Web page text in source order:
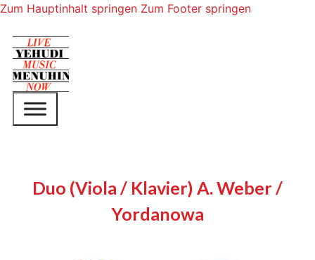
Zum Hauptinhalt springen Zum Footer springen
Duo (Viola / Klavier) A. Weber /
Yordanowa